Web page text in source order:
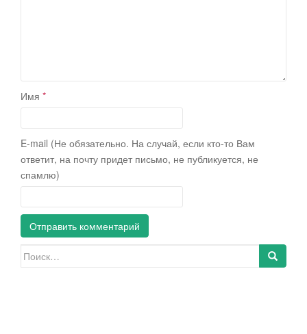
Имя *
E-mail (Не обязательно. На случай, если кто-то Вам
ответит, на почту придет письмо, не публикуется, не
спамлю)
Искать: